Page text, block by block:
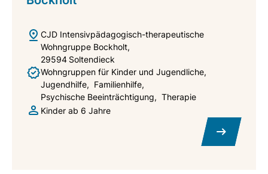
CJD Intensivpädagogisch-therapeutische
Wohngruppe Bockholt
29594 Soltendieck
Wohngruppen für Kinder und Jugendliche
Jugendhilfe
Familienhilfe
Psychische Beeinträchtigung
Therapie
Kinder ab 6 Jahre